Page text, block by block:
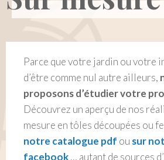
Parce que votre jardin ou votre
d’être comme nul autre ailleurs,
proposons d’étudier votre
Découvrez un aperçu de nos
mesure en tôles découpées ou
notre catalogue pdf ou sur
facebook… autant de sources